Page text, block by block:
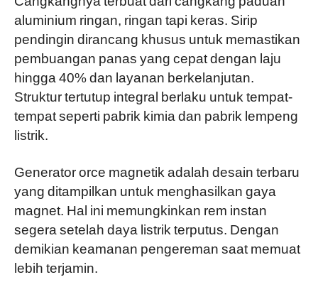
aluminium ringan, ringan tapi keras. Sirip
pendingin dirancang khusus untuk memastikan
pembuangan panas yang cepat dengan laju
hingga 40% dan layanan berkelanjutan.
Struktur tertutup integral berlaku untuk tempat-
tempat seperti pabrik kimia dan pabrik lempeng
listrik.
Generator orce magnetik adalah desain terbaru
yang ditampilkan untuk menghasilkan gaya
magnet. Hal ini memungkinkan rem instan
segera setelah daya listrik terputus. Dengan
demikian keamanan pengereman saat memuat
lebih terjamin.